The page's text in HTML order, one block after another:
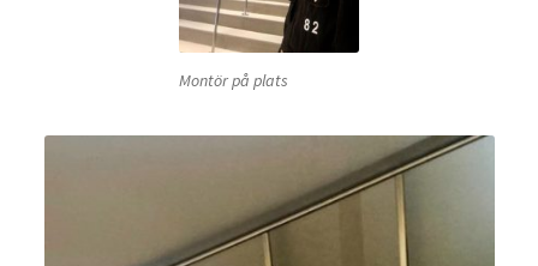
Montör på plats